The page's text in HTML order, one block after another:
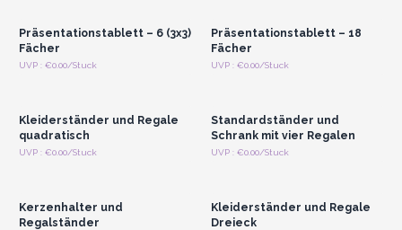
Präsentationstablett – 6 (3x3)
Fächer
UVP : €0.00/Stuck
Präsentationstablett – 18
Fächer
UVP : €0.00/Stuck
Anmelden oder
Kleiderständer und Regale
quadratisch
UVP : €0.00/Stuck
Anmelden oder
Standardständer und
Schrank mit vier Regalen
UVP : €0.00/Stuck
Anmelden oder
Kerzenhalter und
Regalständer
Anmelden oder
Kleiderständer und Regale
Dreieck